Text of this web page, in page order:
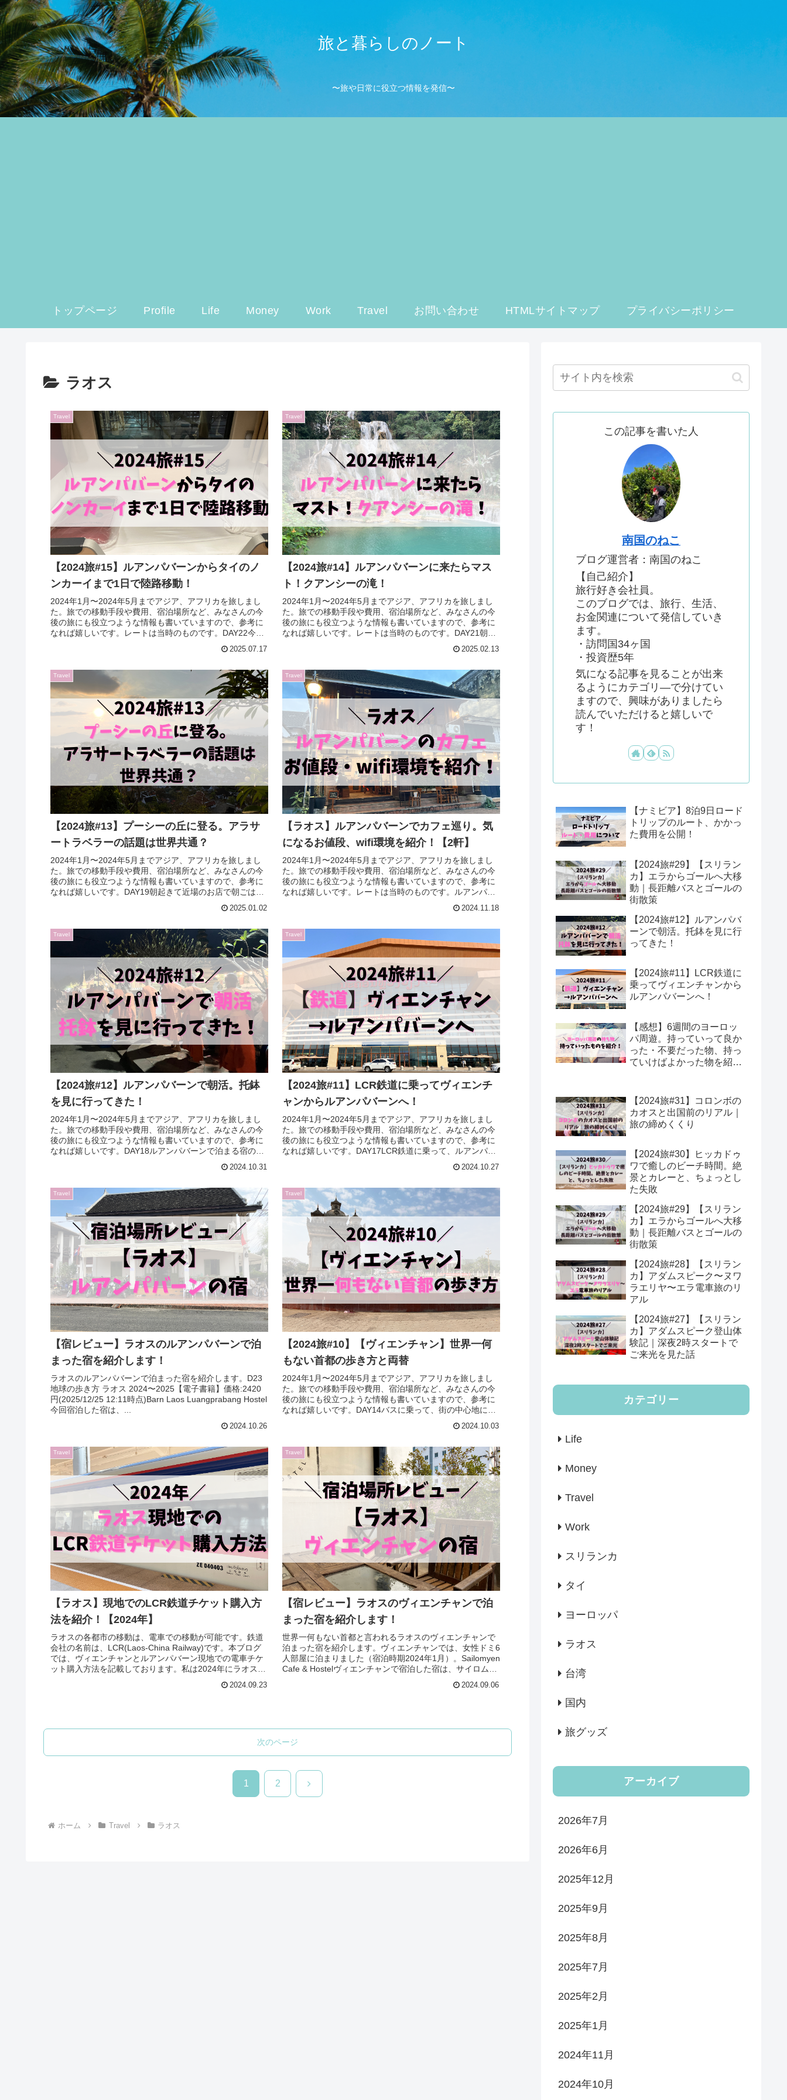
旅と暮らしのノート
〜旅や日常に役立つ情報を発信〜
トップページ Profile Life Money Work Travel お問い合わせ HTMLサイトマップ プライバシーポリシー
ラオス
Travel
【2024旅#15】ルアンパバーンからタイのノ
ンカーイまで1日で陸路移動！
2024年1月〜2024年5月までアジア、アフリカを旅しまし
た。旅での移動手段や費用、宿泊場所など、みなさんの今
後の旅にも役立つような情報も書いていますので、参考に
なれば嬉しいです。レートは当時のものです。DAY22今日
2025.07.17
Travel
【2024旅#14】ルアンパバーンに来たらマス
ト！クアンシーの滝！
2024年1月〜2024年5月までアジア、アフリカを旅しまし
た。旅での移動手段や費用、宿泊場所など、みなさんの今
後の旅にも役立つような情報も書いていますので、参考に
なれば嬉しいです。レートは当時のものです。DAY21朝は
2025.02.13
Travel
【2024旅#13】プーシーの丘に登る。アラサ
ートラベラーの話題は世界共通？
2024年1月〜2024年5月までアジア、アフリカを旅しまし
た。旅での移動手段や費用、宿泊場所など、みなさんの今
後の旅にも役立つような情報も書いていますので、参考に
なれば嬉しいです。DAY19朝起きて近場のお店で朝ごは
2025.01.02
Travel
【ラオス】ルアンパバーンでカフェ巡り。気
になるお値段、wifi環境を紹介！【2軒】
2024年1月〜2024年5月までアジア、アフリカを旅しまし
た。旅での移動手段や費用、宿泊場所など、みなさんの今
後の旅にも役立つような情報も書いていますので、参考に
なれば嬉しいです。レートは当時のものです。ルアンパバ
2024.11.18
Travel
【2024旅#12】ルアンパバーンで朝活。托鉢
を見に行ってきた！
2024年1月〜2024年5月までアジア、アフリカを旅しまし
た。旅での移動手段や費用、宿泊場所など、みなさんの今
後の旅にも役立つような情報も書いていますので、参考に
なれば嬉しいです。DAY18ルアンパバーンで泊まる宿の目
2024.10.31
Travel
【2024旅#11】LCR鉄道に乗ってヴィエンチ
ャンからルアンパバーンへ！
2024年1月〜2024年5月までアジア、アフリカを旅しまし
た。旅での移動手段や費用、宿泊場所など、みなさんの今
後の旅にも役立つような情報も書いていますので、参考に
なれば嬉しいです。DAY17LCR鉄道に乗って、ルアンパバ
2024.10.27
Travel
【宿レビュー】ラオスのルアンパバーンで泊
まった宿を紹介します！
ラオスのルアンパバーンで泊まった宿を紹介します。D23
地球の歩き方 ラオス 2024〜2025【電子書籍】価格:2420
円(2025/12/25 12:11時点)Barn Laos Luangprabang Hostel
今回宿泊した宿は、...
2024.10.26
Travel
【2024旅#10】【ヴィエンチャン】世界一何
もない首都の歩き方と両替
2024年1月〜2024年5月までアジア、アフリカを旅しまし
た。旅での移動手段や費用、宿泊場所など、みなさんの今
後の旅にも役立つような情報も書いていますので、参考に
なれば嬉しいです。DAY14バスに乗って、街の中心地に向
2024.10.03
Travel
【ラオス】現地でのLCR鉄道チケット購入方
法を紹介！【2024年】
ラオスの各都市の移動は、電車での移動が可能です。鉄道
会社の名前は、LCR(Laos-China Railway)です。本ブログ
では、ヴィエンチャンとルアンパバーン現地での電車チケ
ット購入方法を記載しております。私は2024年にラオスに
2024.09.23
Travel
【宿レビュー】ラオスのヴィエンチャンで泊
まった宿を紹介します！
世界一何もない首都と言われるラオスのヴィエンチャンで
泊まった宿を紹介します。ヴィエンチャンでは、女性ドミ6
人部屋に泊まりました（宿泊時期2024年1月）。Sailomyen
Cafe & Hostelヴィエンチャンで宿泊した宿は、サイロム
2024.09.06
次のページ
1 2 次
ホーム Travel ラオス
この記事を書いた人
南国のねこ
ブログ運営者：南国のねこ
【自己紹介】
旅行好き会社員。
このブログでは、旅行、生活、
お金関連について発信していき
ます。
・訪問国34ヶ国
・投資歴5年
気になる記事を見ることが出来
るようにカテゴリ―で分けてい
ますので、興味がありましたら
読んでいただけると嬉しいで
す！
【ナミビア】8泊9日ロード
トリップのルート、かかっ
た費用を公開！
【2024旅#29】【スリラン
カ】エラからゴールへ大移
動｜長距離バスとゴールの
街散策
【2024旅#12】ルアンパバ
ーンで朝活。托鉢を見に行
ってきた！
【2024旅#11】LCR鉄道に
乗ってヴィエンチャンから
ルアンパバーンへ！
【感想】6週間のヨーロッ
パ周遊。持っていって良か
った・不要だった物、持っ
ていけばよかった物を紹
【2024旅#31】コロンボの
カオスと出国前のリアル｜
旅の締めくくり
【2024旅#30】ヒッカドゥ
ワで癒しのビーチ時間。絶
景とカレーと、ちょっとし
た失敗
【2024旅#29】【スリラン
カ】エラからゴールへ大移
動｜長距離バスとゴールの
街散策
【2024旅#28】【スリラン
カ】アダムスピーク〜ヌワ
ラエリヤ〜エラ電車旅のリ
アル
【2024旅#27】【スリラン
カ】アダムスピーク登山体
験記｜深夜2時スタートで
ご来光を見た話
カテゴリー
Life
Money
Travel
Work
スリランカ
タイ
ヨーロッパ
ラオス
台湾
国内
旅グッズ
アーカイブ
2026年7月
2026年6月
2025年12月
2025年9月
2025年8月
2025年7月
2025年2月
2025年1月
2024年11月
2024年10月